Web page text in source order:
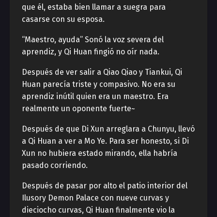
que él, estaba bien llamar a suegra para
casarse con su esposa.
“Maestro, ayuda” Sonó la voz severa del
aprendiz, y Qi Huan fingió no oír nada.
Después de ver salir a Qiao Qiao y Tiankui, Qi
Huan parecía triste y compasivo. No era su
aprendiz inútil quien era un maestro. Era
realmente un oponente fuerte~
Después de que Di Xun arreglara a Chunyu, llevó
a Qi Huan a ver a Mo Ye. Para ser honesto, si Di
Xun no hubiera estado mirando, ella habría
pasado corriendo.
Después de pasar por alto el patio interior del
Ilusory Demon Palace con nueve curvas y
dieciocho curvas, Qi Huan finalmente vio la